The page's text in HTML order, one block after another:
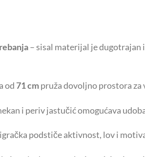
– sisal materijal je dugotrajan
od 71 cm pruža dovoljno prostora
i periv jastučić omogućava
podstiče aktivnost, lov i